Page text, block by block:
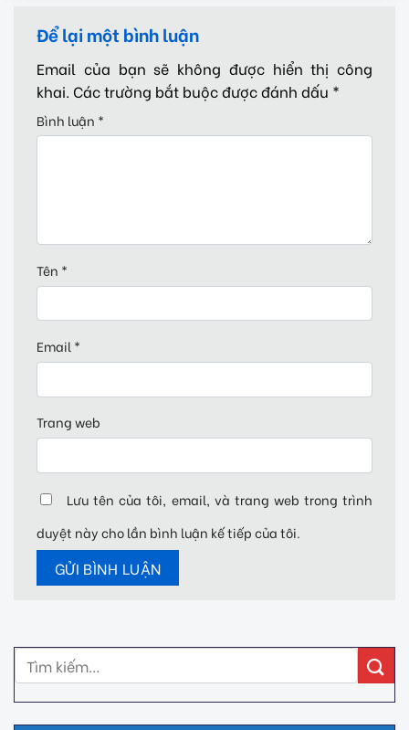
Để lại một bình luận
Email của bạn sẽ không được hiển thị công
khai. Các trường bắt buộc được đánh dấu *
Bình luận *
Tên *
Email *
Trang web
Lưu tên của tôi, email, và trang web trong trình
duyệt này cho lần bình luận kế tiếp của tôi.